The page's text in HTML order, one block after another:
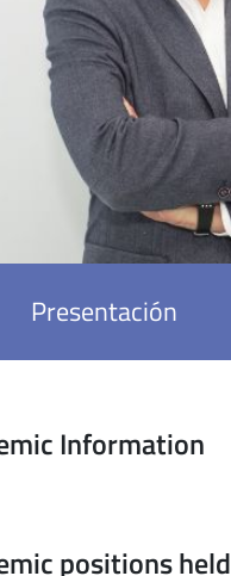
Presentación
Information
positions held